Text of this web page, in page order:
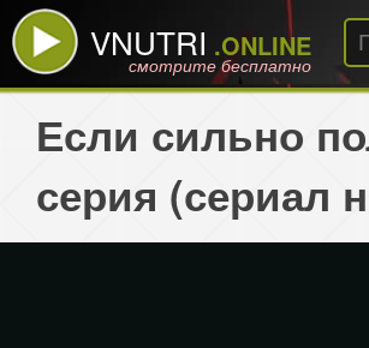
VNUTRI .ONLINE
смотрите бесплатно
Если сильно
серия (сериал